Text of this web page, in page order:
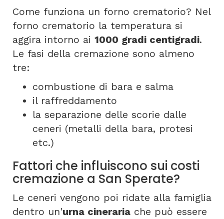
Come funziona un forno crematorio? Nel
forno crematorio la temperatura si
aggira intorno ai 1000 gradi centigradi.
Le fasi della cremazione sono almeno
tre:
combustione di bara e salma
il raffreddamento
la separazione delle scorie dalle
ceneri (metalli della bara, protesi
etc.)
Fattori che influiscono sui costi
cremazione a San Sperate?
Le ceneri vengono poi ridate alla famiglia
dentro un'urna cineraria che può essere